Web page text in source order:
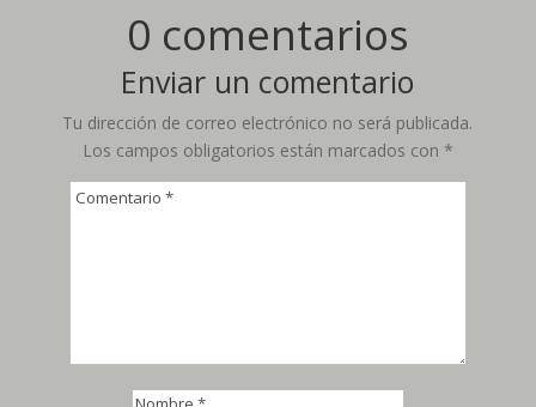
0 comentarios
Enviar un comentario
Tu dirección de correo electrónico no será publicada.
Los campos obligatorios están marcados con *